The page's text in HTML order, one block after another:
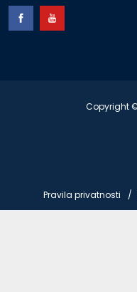
Copyright
Pravila privatnosti